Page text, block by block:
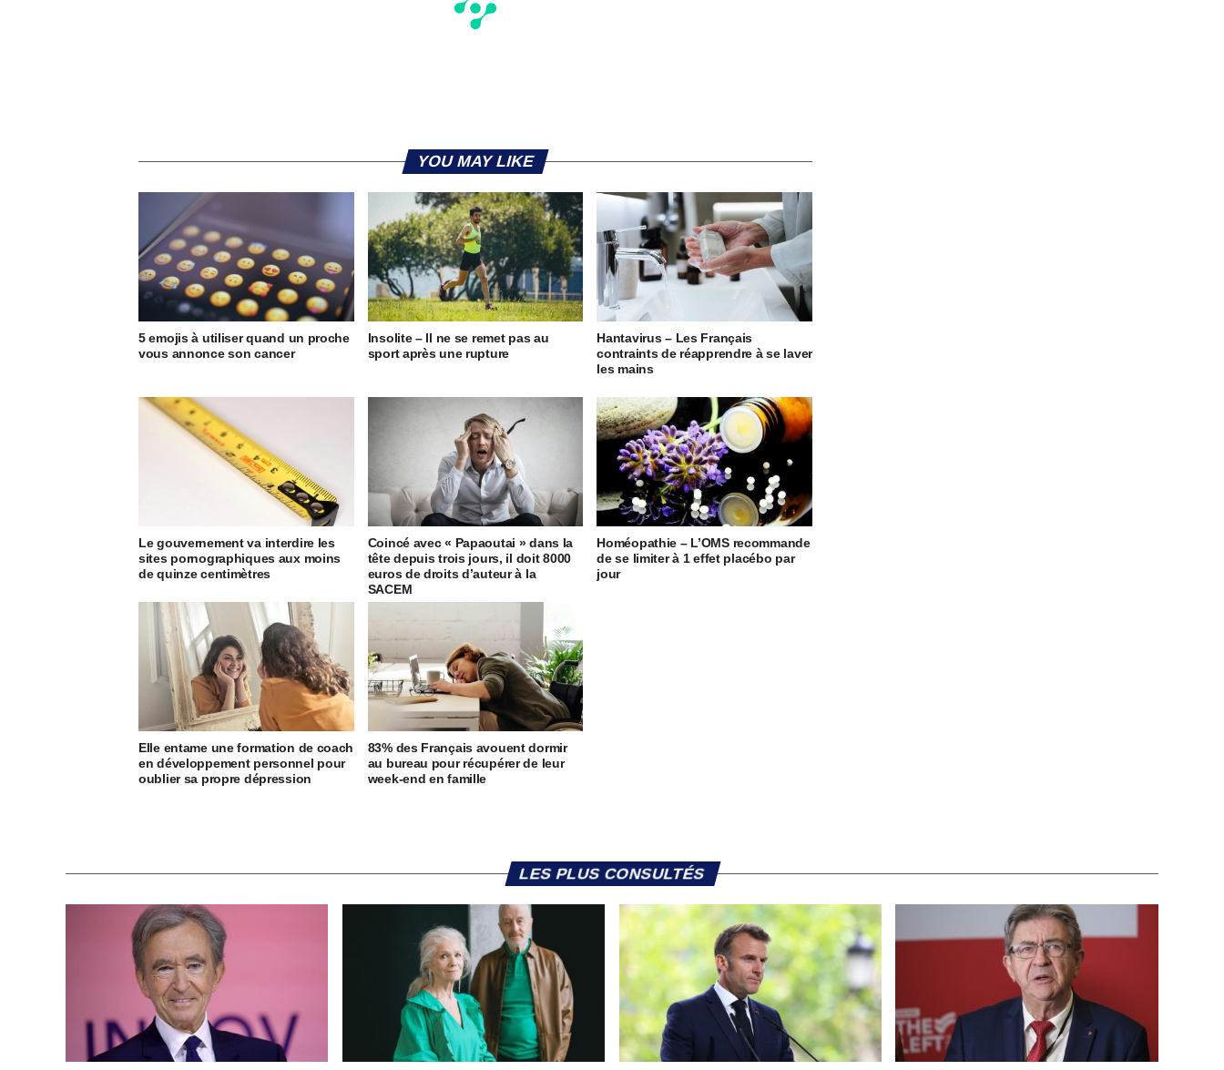
YOU MAY LIKE
5 emojis à utiliser quand un proche
vous annonce son cancer
Insolite – Il ne se remet pas au
sport après une rupture
Hantavirus – Les Français
contraints de réapprendre à se laver
les mains
​​Le gouvernement va interdire les
sites pornographiques aux moins
de quinze centimètres
Coincé avec « Papaoutai » dans la
tête depuis trois jours, il doit 8000
euros de droits d’auteur à la
SACEM
Homéopathie – L’OMS recommande
de se limiter à 1 effet placébo par
jour
Elle entame une formation de coach
en développement personnel pour
oublier sa propre dépression
83% des Français avouent dormir
au bureau pour récupérer de leur
week-end en famille
LES PLUS CONSULTÉS